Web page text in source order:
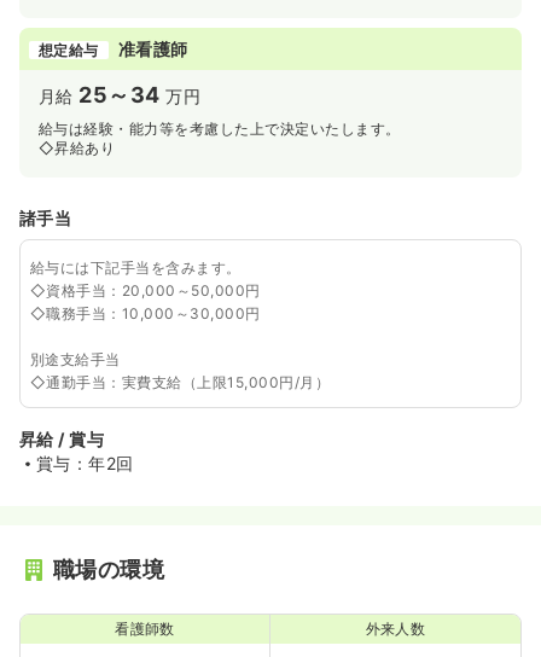
想定給与 准看護師
月給 25～34 万円
給与は経験・能力等を考慮した上で決定いたします。
◇昇給あり
諸手当
給与には下記手当を含みます。
◇資格手当：20,000～50,000円
◇職務手当：10,000～30,000円
別途支給手当
◇通勤手当：実費支給（上限15,000円/月）
昇給 / 賞与
賞与：年2回
職場の環境
看護師数 外来人数